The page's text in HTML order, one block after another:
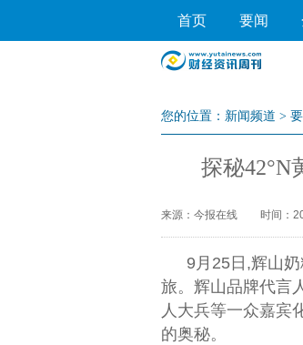
首页 要闻
您的位置： 新闻频道 >
探秘42°N
来源：今报在线 时间：
9月25日,辉山
旅。辉山品牌代言
人大兵等一众嘉宾
的奥秘。